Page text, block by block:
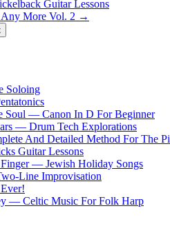
Guitar Lessons
Any More Vol. 2 →
Soloing
Soul — Canon In D For Beginner
— Drum Tech Explorations
And Detailed Method For The
Guitar Lessons
— Jewish Holiday Songs
Line Improvisation
— Celtic Music For Folk Harp